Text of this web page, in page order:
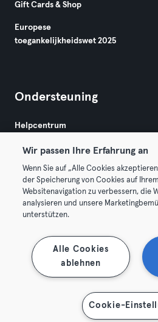
Gift Cards & Shop
Europese
toegankelijkheidswet 2025
Ondersteuning
Helpcentrum
Algemene Voorwaarden
Membership opzeggen Trek
Wir passen Ihre Erfahrung an
Wenn Sie auf „Alle Cookies
der Speicherung von Cookies auf
Websitenavigation zu verbessern, die
analysieren und unsere
unterstützen.
Alle Cookies
ablehnen
Cookie-